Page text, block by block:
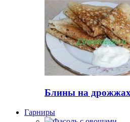
Блины на
Гарниры